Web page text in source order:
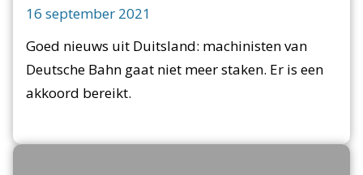
16 september 2021
Goed nieuws uit Duitsland: machinisten van
Deutsche Bahn gaat niet meer staken. Er is een
akkoord bereikt.